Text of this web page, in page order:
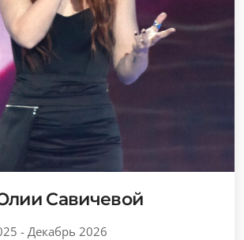
Савичевой
- Декабрь 2026